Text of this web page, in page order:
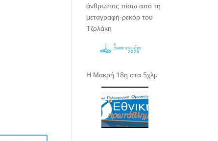
άνθρωπος πίσω από τη
μεταγραφή-ρεκόρ του
Τζολάκη
Η Μακρή 18η στα 5χλμ